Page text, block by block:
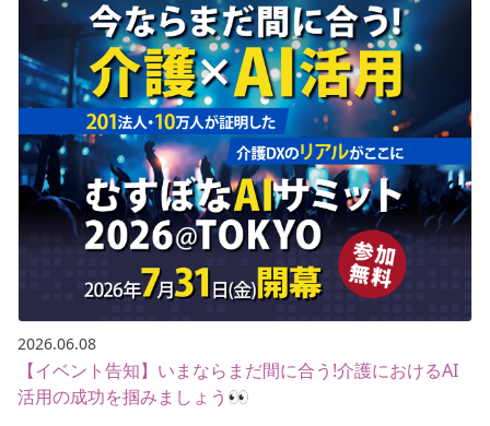
2026.06.08
【イベント告知】いまならまだ間に合う!介護におけるAI
活用の成功を掴みましょう👀